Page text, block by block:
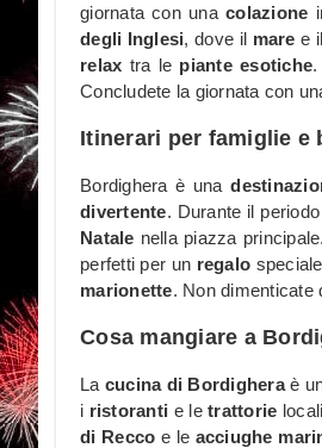
giornata con unacolazione
degli Inglesi, dove il mare e il
relax tra le piante esotiche.
Concludete la giornata con
Itinerari per famiglie e
Bordighera è una
divertente. Durante il
Natale nella piazza
perfetti per un regalo
marionette. Non dimenticate
Cosa mangiare a
La cucina di Bordigheraè
i ristoranti e letrattorie
di Recco e le acciughe